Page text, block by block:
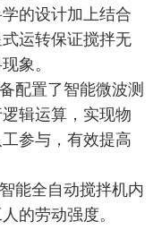
的设计加上结合
运转保证搅拌无
象。
配置了智能微波测
辑运算，实现物
参与，有效提高
能全自动搅拌机内
的劳动强度。